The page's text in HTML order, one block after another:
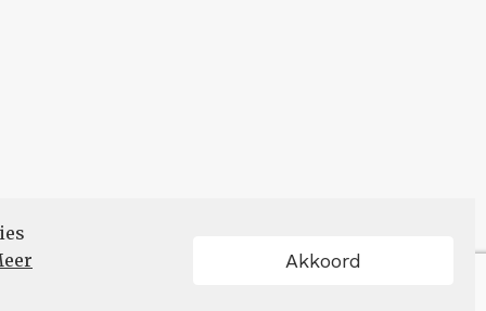
Akkoord